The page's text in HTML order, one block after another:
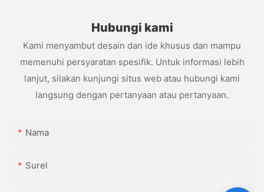
Hubungi kami
Kami menyambut desain dan ide khusus dan mampu
memenuhi persyaratan spesifik. Untuk informasi lebih
lanjut, silakan kunjungi situs web atau hubungi kami
langsung dengan pertanyaan atau pertanyaan.
Nama
Surel